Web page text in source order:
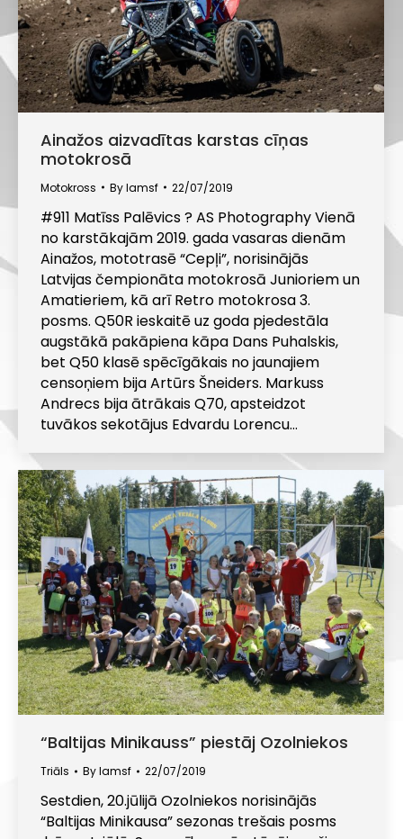
Ainažos aizvadītas karstas cīņas
motokrosā
Motokross Bylamsf 22/07/2019
#911 Matīss Palēvics ? AS Photography Vienā
no karstākajām 2019. gada vasaras dienām
Ainažos, mototrasē “Cepļi”, norisinājās
Latvijas čempionāta motokrosā Junioriem un
Amatieriem, kā arī Retro motokrosa 3.
posms. Q50R ieskaitē uz goda pjedestāla
augstākā pakāpiena kāpa Dans Puhalskis,
bet Q50 klasē spēcīgākais no jaunajiem
censoņiem bija Artūrs Šneiders. Markuss
Andrecs bija ātrākais Q70, apsteidzot
tuvākos sekotājus Edvardu Lorencu…
“Baltijas Minikauss” piestāj Ozolniekos
Triāls Bylamsf 22/07/2019
Sestdien, 20.jūlijā Ozolniekos norisinājās
“Baltijas Minikausa” sezonas trešais posms